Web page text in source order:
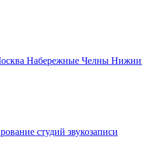
Набережные Челны
студий звукозаписи